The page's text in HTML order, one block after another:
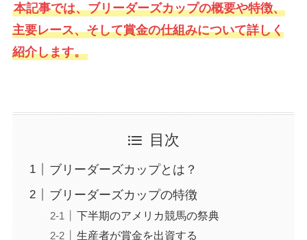
本記事では、ブリーダーズカップの概要や特徴、
主要レース、そして賞金の仕組みについて詳しく
紹介します。
目次
ブリーダーズカップとは？
ブリーダーズカップの特徴
下半期のアメリカ競馬の祭典
生産者が賞金を出資する